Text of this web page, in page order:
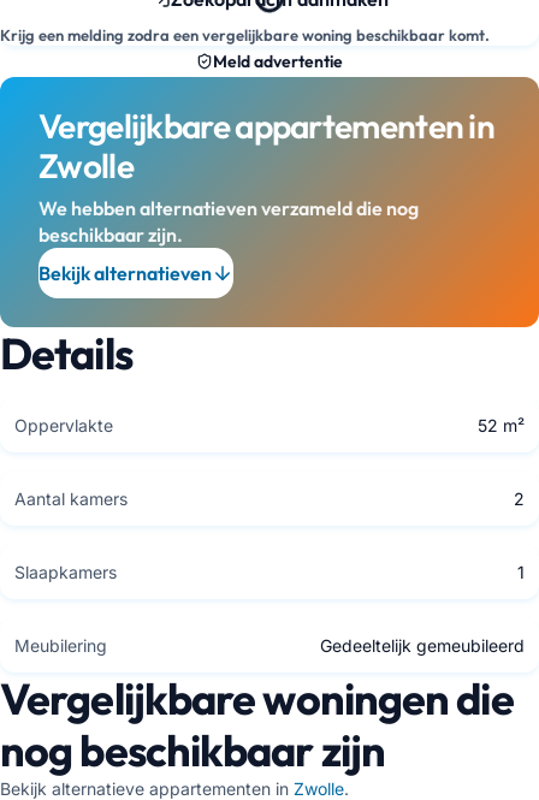
Krijg een melding zodra een vergelijkbare woning beschikbaar komt.
Meld advertentie
Vergelijkbare appartementen in
Zwolle
We hebben alternatieven verzameld die nog
beschikbaar zijn.
Bekijk alternatieven
Details
Oppervlakte 52 m²
Aantal kamers 2
Slaapkamers 1
Meubilering Gedeeltelijk gemeubileerd
Vergelijkbare woningen die
nog beschikbaar zijn
Bekijk alternatieve appartementen in Zwolle.